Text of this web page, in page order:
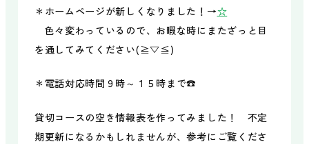
＊ホームページが新しくなりました！→☆
色々変わっているので、お暇な時にまたざっと目
を通してみてください(≧▽≦)
＊電話対応時間９時～１５時まで☎
貸切コースの空き情報表を作ってみました！ 不定
期更新になるかもしれませんが、参考にご覧くださ